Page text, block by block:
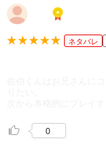
ネタバレ
0